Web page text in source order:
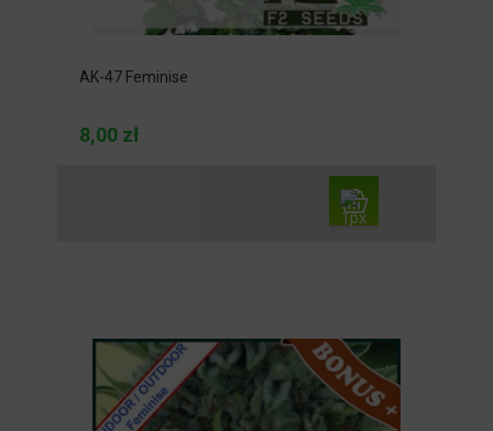
AK-47 Feminise
8,00 zł